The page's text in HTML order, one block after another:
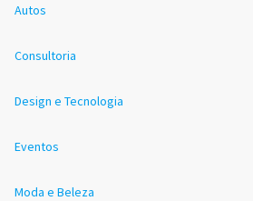
Autos
Consultoria
Design e Tecnologia
Eventos
Moda e Beleza